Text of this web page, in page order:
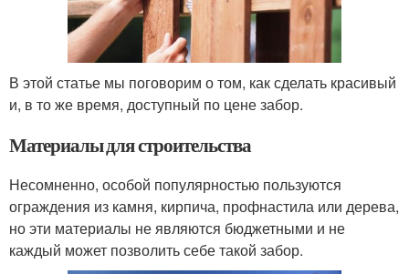
В этой статье мы поговорим о том, как сделать красивый
и, в то же время, доступный по цене забор.
Материалы для строительства
Несомненно, особой популярностью пользуются
ограждения из камня, кирпича, профнастила или дерева,
но эти материалы не являются бюджетными и не
каждый может позволить себе такой забор.